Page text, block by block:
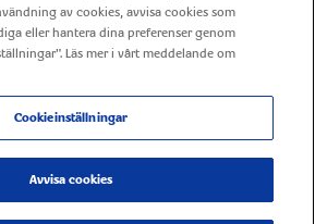
Karriär
Kingdom –Alla rättigheter förbehållna
av cookies, avvisa cookies som
eller hantera dina preferenser genom
Läs mer i vårt meddelande om
Cookieinställningar
Avvisa cookies